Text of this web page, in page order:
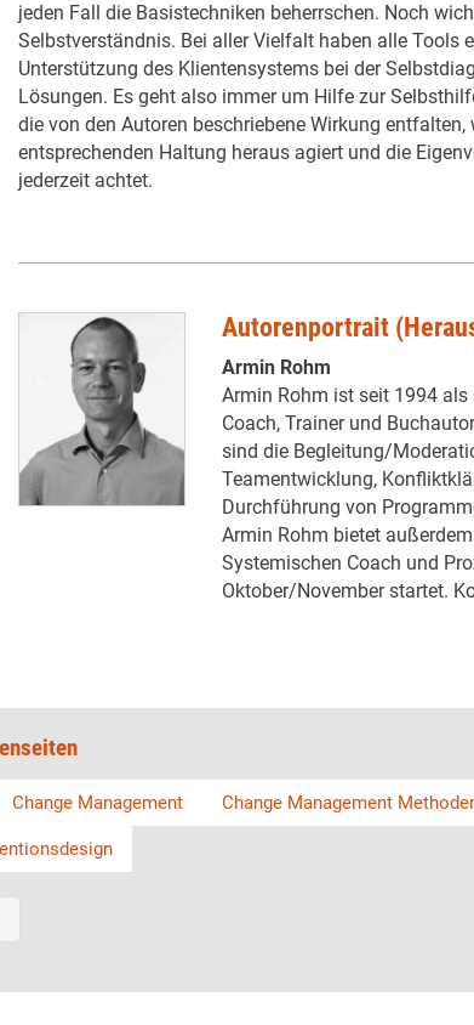
jeden Fall die Basistechniken beherrschen. Noch
Selbstverständnis. Bei aller Vielfalt haben alle Tools
Unterstützung des Klientensystems bei der
Lösungen. Es geht also immer um Hilfe zur
die von den Autoren beschriebene Wirkung entfalten,
entsprechenden Haltung heraus agiert und die
jederzeit achtet.
Autorenportrait
Armin Rohm
Armin Rohm ist seit 1994
Coach, Trainer und
sind die Begleitung/
Teamentwicklung,
Durchführung von
Armin Rohm bietet
Systemischen Coach und
Oktober/November startet.
Change Management Change Management